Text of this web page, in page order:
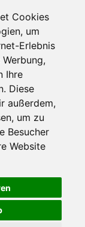
Cookies
um
Erlebnis
Ihre
Diese
außerdem,
um zu
Besucher
Website